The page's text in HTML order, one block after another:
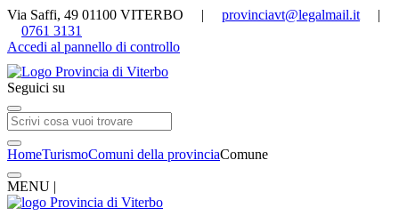
Via Saffi, 49 01100 VITERBO | provinciavt@legalmail.it |
0761 3131
Accedi al pannello di controllo
Seguici su
HomeTurismoComuni della provinciaComune
MENU |